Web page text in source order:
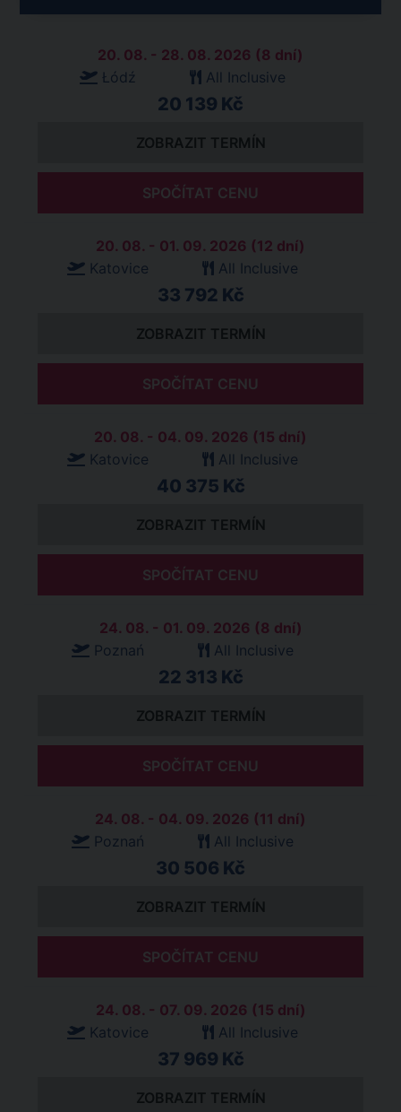
20. 08. - 28. 08. 2026 (8 dní)
Łódź
All Inclusive
20 139 Kč
ZOBRAZIT TERMÍN
SPOČÍTAT CENU
20. 08. - 01. 09. 2026 (12 dní)
Katovice
All Inclusive
33 792 Kč
ZOBRAZIT TERMÍN
SPOČÍTAT CENU
20. 08. - 04. 09. 2026 (15 dní)
Katovice
All Inclusive
40 375 Kč
ZOBRAZIT TERMÍN
SPOČÍTAT CENU
24. 08. - 01. 09. 2026 (8 dní)
Poznań
All Inclusive
22 313 Kč
ZOBRAZIT TERMÍN
SPOČÍTAT CENU
24. 08. - 04. 09. 2026 (11 dní)
Poznań
All Inclusive
30 506 Kč
ZOBRAZIT TERMÍN
SPOČÍTAT CENU
24. 08. - 07. 09. 2026 (15 dní)
Katovice
All Inclusive
37 969 Kč
ZOBRAZIT TERMÍN